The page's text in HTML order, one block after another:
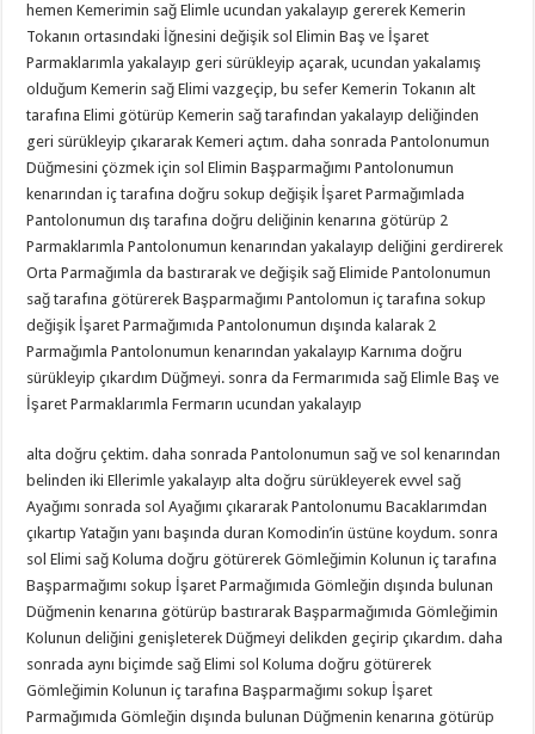
hemen Kemerimin sağ Elimle ucundan yakalayıp gererek Kemerin
Tokanın ortasındaki İğnesini değişik sol Elimin Baş ve İşaret
Parmaklarımla yakalayıp geri sürükleyip açarak, ucundan yakalamış
olduğum Kemerin sağ Elimi vazgeçip, bu sefer Kemerin Tokanın alt
tarafına Elimi götürüp Kemerin sağ tarafından yakalayıp deliğinden
geri sürükleyip çıkararak Kemeri açtım. daha sonrada Pantolonumun
Düğmesini çözmek için sol Elimin Başparmağımı Pantolonumun
kenarından iç tarafına doğru sokup değişik İşaret Parmağımlada
Pantolonumun dış tarafına doğru deliğinin kenarına götürüp 2
Parmaklarımla Pantolonumun kenarından yakalayıp deliğini gerdirerek
Orta Parmağımla da bastırarak ve değişik sağ Elimide Pantolonumun
sağ tarafına götürerek Başparmağımı Pantolomun iç tarafına sokup
değişik İşaret Parmağımıda Pantolonumun dışında kalarak 2
Parmağımla Pantolonumun kenarından yakalayıp Karnıma doğru
sürükleyip çıkardım Düğmeyi. sonra da Fermarımıda sağ Elimle Baş ve
İşaret Parmaklarımla Fermarın ucundan yakalayıp
alta doğru çektim. daha sonrada Pantolonumun sağ ve sol kenarından
belinden iki Ellerimle yakalayıp alta doğru sürükleyerek evvel sağ
Ayağımı sonrada sol Ayağımı çıkararak Pantolonumu Bacaklarımdan
çıkartıp Yatağın yanı başında duran Komodin’in üstüne koydum. sonra
sol Elimi sağ Koluma doğru götürerek Gömleğimin Kolunun iç tarafına
Başparmağımı sokup İşaret Parmağımıda Gömleğin dışında bulunan
Düğmenin kenarına götürüp bastırarak Başparmağımıda Gömleğimin
Kolunun deliğini genişleterek Düğmeyi delikden geçirip çıkardım. daha
sonrada aynı biçimde sağ Elimi sol Koluma doğru götürerek
Gömleğimin Kolunun iç tarafına Başparmağımı sokup İşaret
Parmağımıda Gömleğin dışında bulunan Düğmenin kenarına götürüp